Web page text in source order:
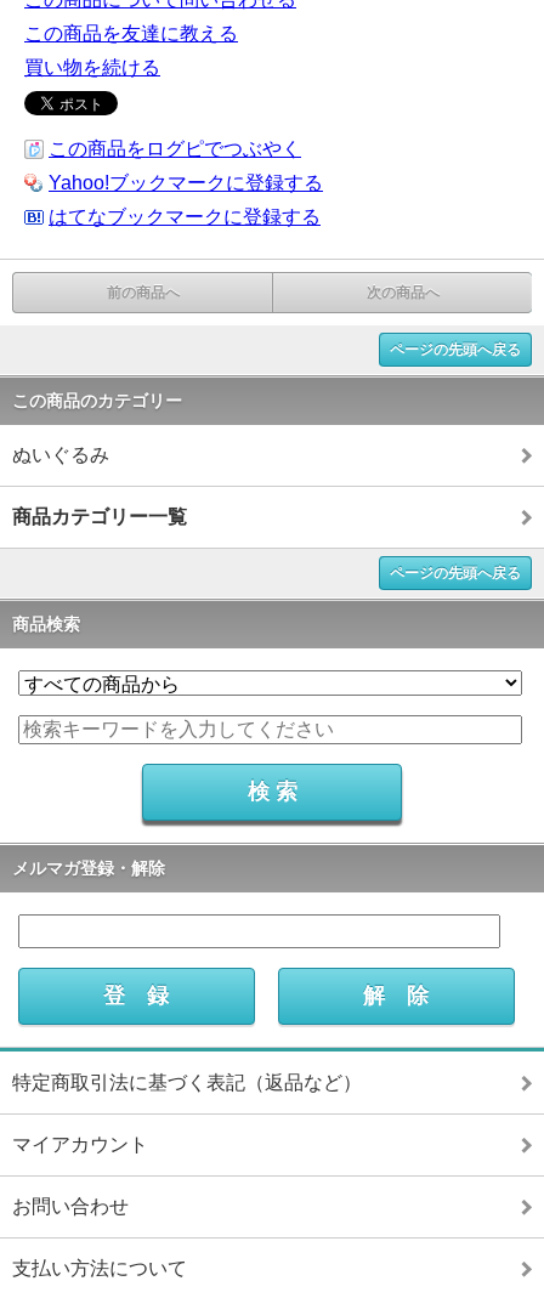
この商品を友達に教える
買い物を続ける
この商品をログピでつぶやく
Yahoo!ブックマークに登録する
はてなブックマークに登録する
前の商品へ 次の商品へ
ページの先頭へ戻る
この商品のカテゴリー
ぬいぐるみ
商品カテゴリー一覧
ページの先頭へ戻る
商品検索
メルマガ登録・解除
特定商取引法に基づく表記（返品など）
マイアカウント
お問い合わせ
支払い方法について